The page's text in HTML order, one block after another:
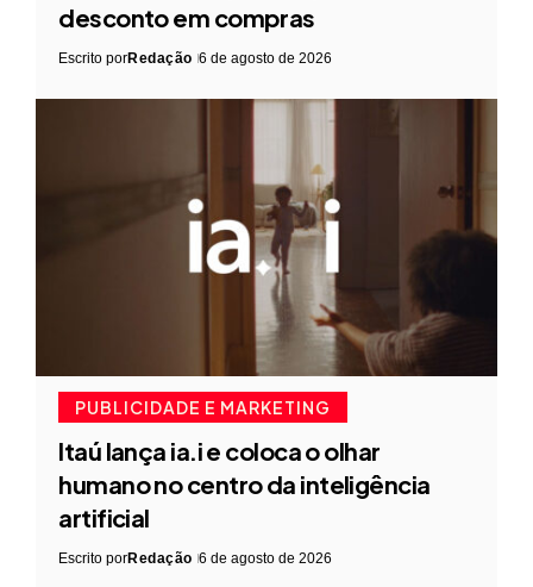
desconto em compras
Escrito porRedação 6 de agosto de 2026
PUBLICIDADE E MARKETING
Itaú lança ia.i e coloca o olhar
humano no centro da inteligência
artificial
Escrito porRedação 6 de agosto de 2026